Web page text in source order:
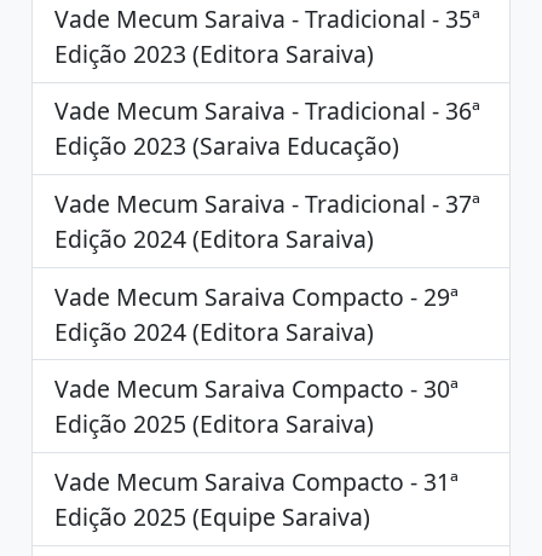
Vade Mecum Saraiva - Tradicional - 35ª
Edição 2023 (Editora Saraiva)
Vade Mecum Saraiva - Tradicional - 36ª
Edição 2023 (Saraiva Educação)
Vade Mecum Saraiva - Tradicional - 37ª
Edição 2024 (Editora Saraiva)
Vade Mecum Saraiva Compacto - 29ª
Edição 2024 (Editora Saraiva)
Vade Mecum Saraiva Compacto - 30ª
Edição 2025 (Editora Saraiva)
Vade Mecum Saraiva Compacto - 31ª
Edição 2025 (Equipe Saraiva)